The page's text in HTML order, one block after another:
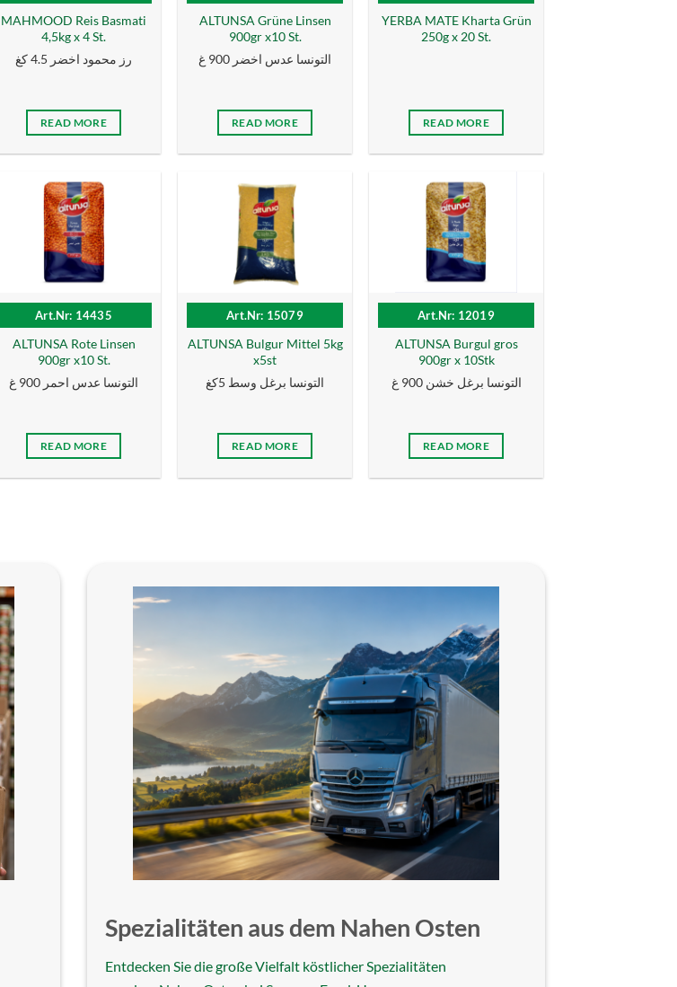
MAHMOOD Reis Basmati
4,5kg x 4 St.
رز محمود اخضر 4.5 كغ
READ MORE
ALTUNSA Grüne Linsen
900gr x10 St.
التونسا عدس اخضر 900 غ
READ MORE
YERBA MATE Kharta Grün
250g x 20 St.
READ MORE
Art.Nr: 14435
ALTUNSA Rote Linsen
900gr x10 St.
التونسا عدس احمر 900 غ
READ MORE
Art.Nr: 15079
ALTUNSA Bulgur Mittel 5kg
x5st
التونسا برغل وسط 5كغ
READ MORE
Art.Nr: 12019
ALTUNSA Burgul gros
900gr x 10Stk
التونسا برغل خشن 900 غ
READ MORE
Spezialitäten aus dem Nahen Osten
Entdecken Sie die große Vielfalt köstlicher Spezialitäten